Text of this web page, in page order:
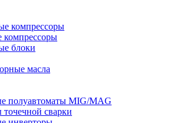
компрессоры
компрессоры
блоки
масла
полуавтоматы MIG/MAG
сварки